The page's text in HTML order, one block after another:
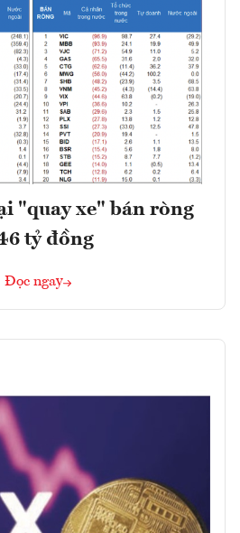
"quay xe" bán ròng
tỷ đồng
Đọc ngay